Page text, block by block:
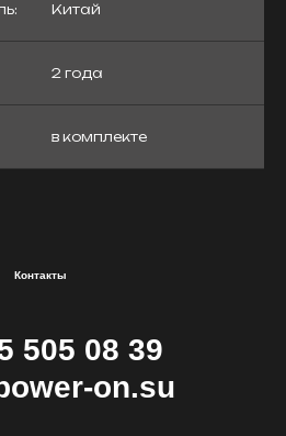
Китай
2 года
в комплекте
Контакты
505 08 39
on.su